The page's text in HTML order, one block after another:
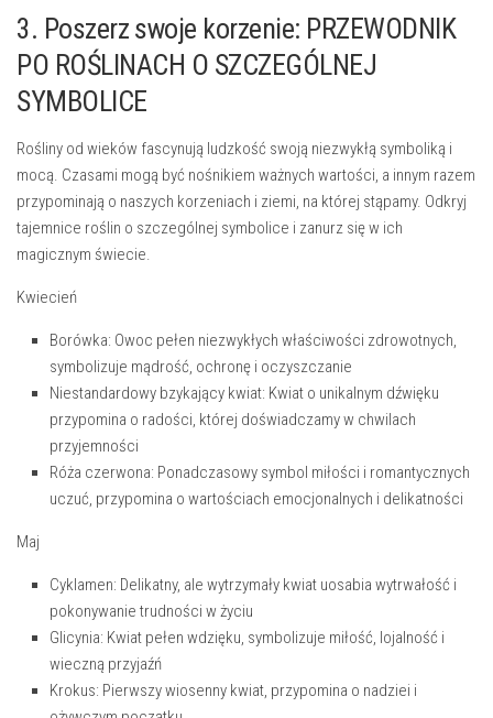
3. Poszerz⁢ swoje ‍korzenie: PRZEWODNIK
PO ROŚLINACH O SZCZEGÓLNEJ
SYMBOLICE
Rośliny od wieków fascynują‌ ludzkość ‌swoją niezwykłą symboliką ‍i
mocą.‌ Czasami mogą być nośnikiem ważnych‌ wartości, a innym razem
przypominają o naszych⁤ korzeniach i ziemi, na której stąpamy. ‍Odkryj
tajemnice roślin o szczególnej symbolice⁣ i zanurz się w ⁢ich
magicznym świecie.
Kwiecień
Borówka: Owoc pełen niezwykłych właściwości‌ zdrowotnych,⁤
symbolizuje mądrość, ochronę⁤ i⁢ oczyszczanie
Niestandardowy ⁢bzykający kwiat: ⁣Kwiat o unikalnym ​dźwięku
przypomina o radości, ⁣której⁢ doświadczamy w chwilach
‍przyjemności
Róża​ czerwona: Ponadczasowy symbol miłości i⁢ romantycznych
uczuć, przypomina o‌ wartościach ⁤emocjonalnych i delikatności
Maj
Cyklamen: ​Delikatny, ale wytrzymały kwiat⁢ uosabia wytrwałość i
pokonywanie trudności ​w ‌życiu
Glicynia: Kwiat ‌pełen ‌wdzięku, symbolizuje miłość, lojalność i
wieczną przyjaźń
Krokus: Pierwszy wiosenny kwiat,⁢ przypomina o‌ nadziei i